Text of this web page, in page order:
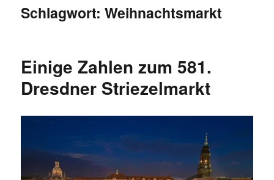
Schlagwort:Weihnachtsmarkt
Einige Zahlen zum 581.
Dresdner Striezelmarkt